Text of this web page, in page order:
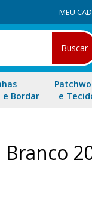
MEU
Buscar
e Bordar
e